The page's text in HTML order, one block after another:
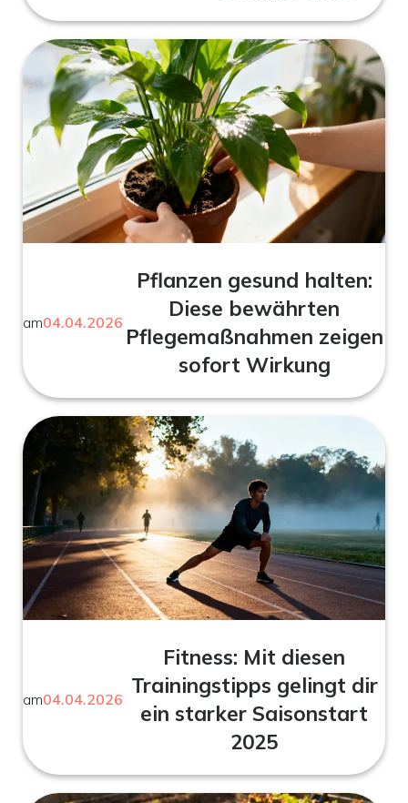
am04.04.2026
Pflanzen gesund halten:
Diese bewährten
Pflegemaßnahmen zeigen
sofort Wirkung
am04.04.2026
Fitness: Mit diesen
Trainingstipps gelingt dir
ein starker Saisonstart
2025